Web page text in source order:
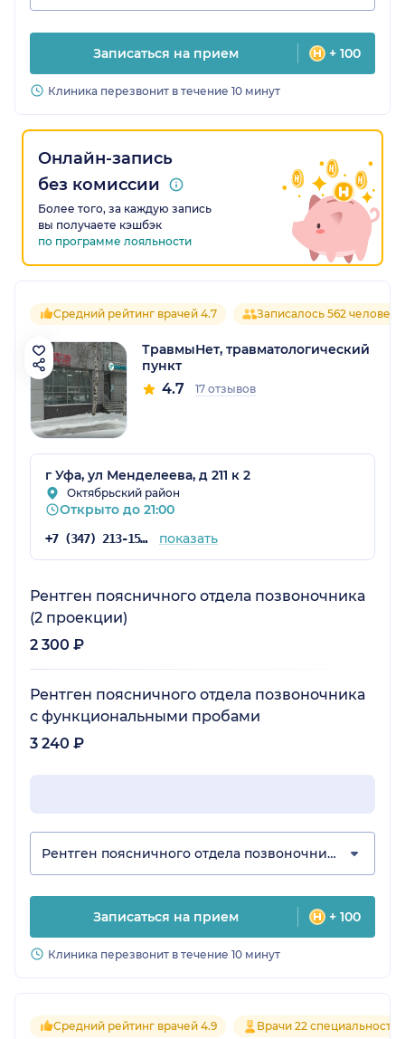
Записаться на прием + 100
Клиника перезвонит в течение 10 минут
Онлайн-запись
без комиссии
Более того, за каждую запись
вы получаете кэшбэк
по программе лояльности
Средний рейтинг врачей 4.7 Записалось 562 человека
ТравмыНет, травматологический
пункт
4.7 17 отзывов
г Уфа, ул Менделеева, д 211 к 2
Октябрьский район
Открыто до 21:00
+7 (347) 213-15-92 показать
Рентген поясничного отдела позвоночника
(2 проекции)
2 300 ₽
Рентген поясничного отдела позвоночника
с функциональными пробами
3 240 ₽
Рентген поясничного отдела позвоночника
Записаться на прием + 100
Клиника перезвонит в течение 10 минут
Средний рейтинг врачей 4.9 Врачи 22 специальностей